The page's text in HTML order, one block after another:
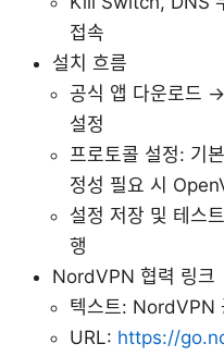
접속
설치 흐름
공식 앱 다운로드
설정
프로토콜 설정: 기
정성 필요 시
설정 저장 및 테스
행
NordVPN 협력 링크
텍스트: NordVPN
URL: https://